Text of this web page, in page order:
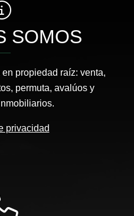
SOMOS
propiedad raíz: venta,
permuta, avalúos y
privacidad